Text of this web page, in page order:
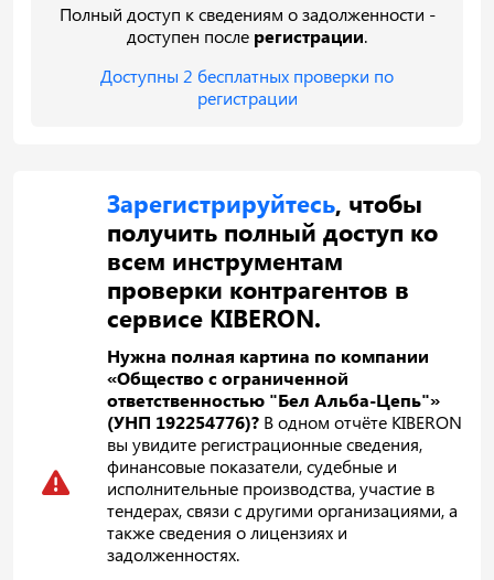
Полный доступ к сведениям о задолженности -
доступен после регистрации.
Доступны 2 бесплатных проверки по
регистрации
Зарегистрируйтесь, чтобы
получить полный доступ ко
всем инструментам
проверки контрагентов в
сервисе KIBERON.
Нужна полная картина по компании
«Общество с ограниченной
ответственностью "Бел Альба-Цепь"»
(УНП 192254776)? В одном отчёте KIBERON
вы увидите регистрационные сведения,
финансовые показатели, судебные и
исполнительные производства, участие в
тендерах, связи с другими организациями, а
также сведения о лицензиях и
задолженностях.